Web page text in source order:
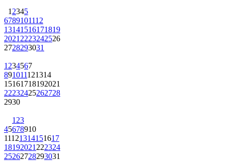
1 2345
6789101112
13141516171819
2021 2223242526
2728293031
1 234567
891011121314
15161718192021
22232425262728
2930
1 23
45678910
11121314151617
18192021 222324
25262728293031